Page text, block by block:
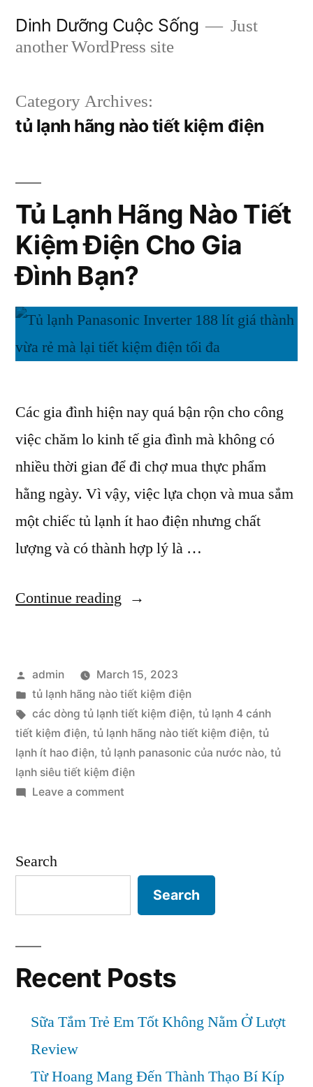
Dinh Dưỡng Cuộc Sống
Just
another WordPress site
Category Archives:
tủ lạnh hãng nào tiết kiệm điện
Tủ Lạnh Hãng Nào Tiết
Kiệm Điện Cho Gia
Đình Bạn?
Các gia đình hiện nay quá bận rộn cho công
việc chăm lo kinh tế gia đình mà không có
nhiều thời gian để đi chợ mua thực phẩm
hằng ngày. Vì vậy, việc lựa chọn và mua sắm
một chiếc tủ lạnh ít hao điện nhưng chất
lượng và có thành hợp lý là …
Continue reading “Tủ
Nào
Tiết
Kiệm
Điện
Cho
Posted
by
admin
March 15, 2023
Posted
in
tủ lạnh hãng nào tiết kiệm điện
Tags:
các dòng tủ lạnh tiết kiệm điện, tủ lạnh 4 cánh
tiết kiệm điện, tủ lạnh hãng nào tiết kiệm điện, tủ
lạnh ít hao điện, tủ lạnh panasonic của nước nào, tủ
lạnh siêu tiết kiệm điện
Leave a commenton
Đình
Search
Search
Recent Posts
Sữa Tắm Trẻ Em Tốt Không Nằm Ở Lượt
Review
Từ Hoang Mang Đến Thành Thạo Bí Kíp